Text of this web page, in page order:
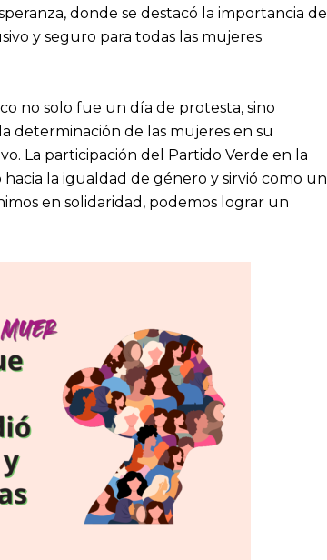
donde se destacó la importancia de
y seguro para todas las mujeres
no solo fue un día de protesta, sino
determinación de las mujeres en su
La participación del Partido Verde en la
la igualdad de género y sirvió como un
en solidaridad, podemos lograr un